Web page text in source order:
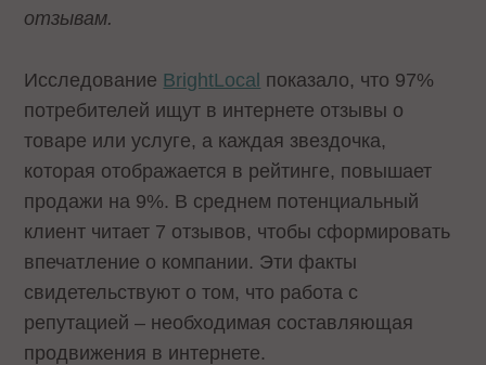
отзывам.
Исследование BrightLocal показало, что 97%
потребителей ищут в интернете отзывы о
товаре или услуге, а каждая звездочка,
которая отображается в рейтинге, повышает
продажи на 9%. В среднем потенциальный
клиент читает 7 отзывов, чтобы сформировать
впечатление о компании. Эти факты
свидетельствуют о том, что работа с
репутацией – необходимая составляющая
продвижения в интернете.